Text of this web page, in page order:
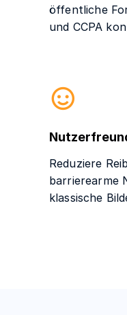
öffentliche
und CCPA
Reduziere
barrierearme
klassische